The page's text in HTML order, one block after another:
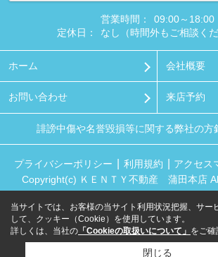
営業時間：
09:00～18:00
定休日：
なし（時間外もご相談くだ
ホーム 会社概要
お問い合わせ 来店予約
誹謗中傷や名誉毀損等に関する弊社の方
プライバシーポリシー 利用規約 アクセス
Copyright(c) ＫＥＮＴＹ不動産 蒲田本店
当サイトでは、お客様の当サイト利用状況把握、サー
して、クッキー（Cookie）を使用しています。
詳しくは、当社の 「Cookieの取扱いについて」 をご確
閉じる